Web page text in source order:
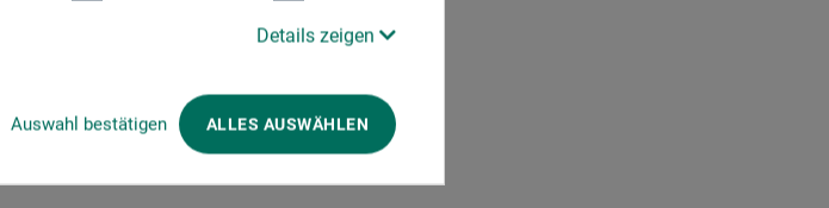
Details zeigen
Auswahl bestätigen ALLES AUSWÄHLEN
und selbst zu
„Pfiff“ verleiht. Ein gutes
Bilder!